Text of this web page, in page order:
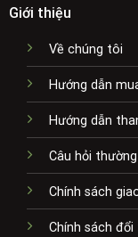
Giới thiệu
Về chúng tôi
Hướng dẫn
Hướng dẫn
Câu hỏi
Chính sách
Chính sách đổi